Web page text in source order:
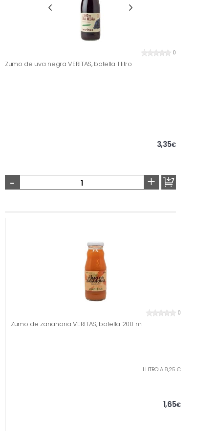
0
Zumo de uva negra VERITAS, botella 1 litro
3,35€
- +
0
Zumo de zanahoria VERITAS, botella 200 ml
1 LITRO A 8,25 €
1,65€